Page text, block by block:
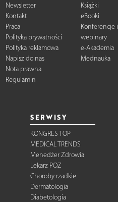
Newsletter
Kontakt
Praca
Polityka prywatności
Polityka reklamowa
Napisz do nas
Nota prawna
Regulamin
Książki
eBooki
Konferencje i
webinary
e-Akademia
Mednauka
SERWISY
KONGRES TOP
MEDICAL TRENDS
Menedżer Zdrowia
Lekarz POZ
Choroby rzadkie
Dermatologia
Diabetologia